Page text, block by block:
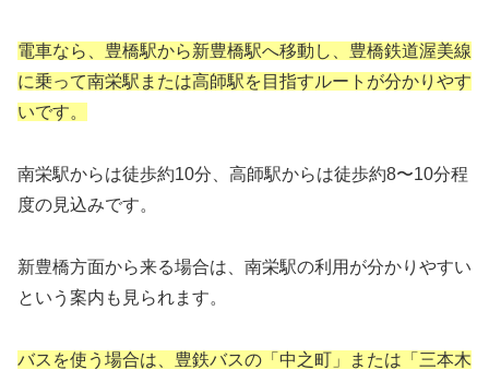
電車なら、豊橋駅から新豊橋駅へ移動し、豊橋鉄道渥美線
に乗って南栄駅または高師駅を目指すルートが分かりやす
いです。
南栄駅からは徒歩約10分、高師駅からは徒歩約8〜10分程
度の見込みです。
新豊橋方面から来る場合は、南栄駅の利用が分かりやすい
という案内も見られます。
バスを使う場合は、豊鉄バスの「中之町」または「三本木